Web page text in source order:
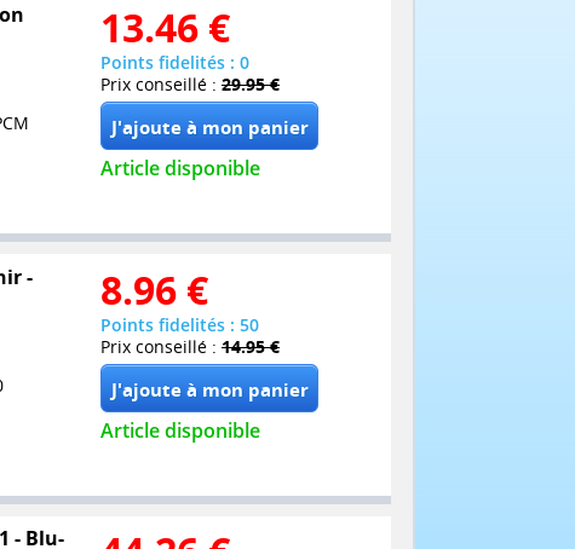
13.46 €
Points fidelités : 0
Prix conseillé : 29.95 €
Article disponible
-
8.96 €
Points fidelités : 50
Prix conseillé : 14.95 €
Article disponible
- Blu-